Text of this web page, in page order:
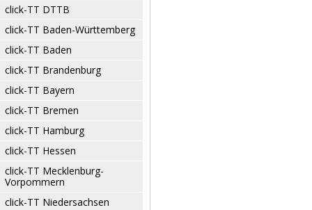
click-TT DTTB
click-TT Baden-Württemberg
click-TT Baden
click-TT Brandenburg
click-TT Bayern
click-TT Bremen
click-TT Hamburg
click-TT Hessen
click-TT Mecklenburg-
Vorpommern
click-TT Niedersachsen